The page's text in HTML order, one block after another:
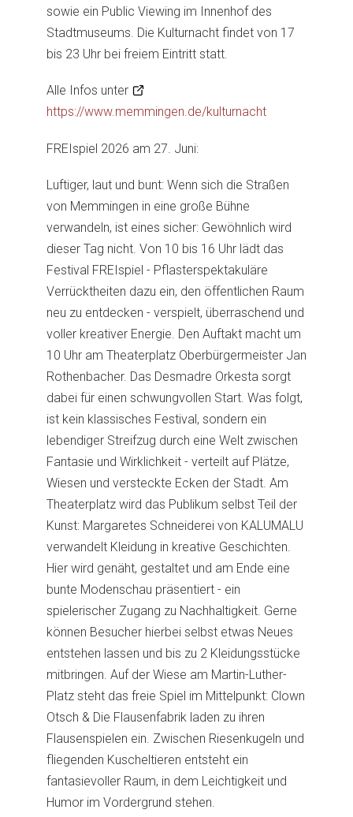
sowie ein Public Viewing im Innenhof des
Stadtmuseums. Die Kulturnacht findet von 17
bis 23 Uhr bei freiem Eintritt statt.
Alle Infos unter
https://www.memmingen.de/kulturnacht
FREIspiel 2026 am 27. Juni:
Luftiger, laut und bunt: Wenn sich die Straßen
von Memmingen in eine große Bühne
verwandeln, ist eines sicher: Gewöhnlich wird
dieser Tag nicht. Von 10 bis 16 Uhr lädt das
Festival FREIspiel - Pflasterspektakuläre
Verrücktheiten dazu ein, den öffentlichen Raum
neu zu entdecken - verspielt, überraschend und
voller kreativer Energie. Den Auftakt macht um
10 Uhr am Theaterplatz Oberbürgermeister Jan
Rothenbacher. Das Desmadre Orkesta sorgt
dabei für einen schwungvollen Start. Was folgt,
ist kein klassisches Festival, sondern ein
lebendiger Streifzug durch eine Welt zwischen
Fantasie und Wirklichkeit - verteilt auf Plätze,
Wiesen und versteckte Ecken der Stadt. Am
Theaterplatz wird das Publikum selbst Teil der
Kunst: Margaretes Schneiderei von KALUMALU
verwandelt Kleidung in kreative Geschichten.
Hier wird genäht, gestaltet und am Ende eine
bunte Modenschau präsentiert - ein
spielerischer Zugang zu Nachhaltigkeit. Gerne
können Besucher hierbei selbst etwas Neues
entstehen lassen und bis zu 2 Kleidungsstücke
mitbringen. Auf der Wiese am Martin-Luther-
Platz steht das freie Spiel im Mittelpunkt: Clown
Otsch & Die Flausenfabrik laden zu ihren
Flausenspielen ein. Zwischen Riesenkugeln und
fliegenden Kuscheltieren entsteht ein
fantasievoller Raum, in dem Leichtigkeit und
Humor im Vordergrund stehen.